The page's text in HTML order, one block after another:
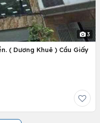
3
( Dương Khuê ) Cầu Giấy